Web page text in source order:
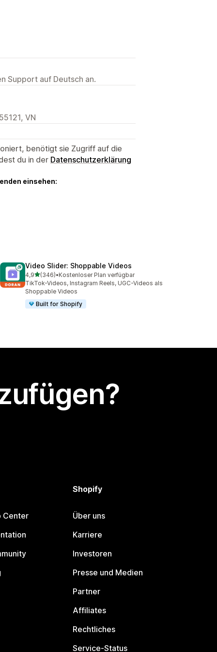
Support auf Deutsch an.
VN
benötigt sie Zugriff auf die
du in der Datenschutzerklärung
einsehen:
Video Slider: Shoppable Videos
4,9von 5 Sternen
(346)
346 Rezensionen insgesamt
•Kostenloser Plan verfügbar
TikTok-Videos, Instagram Reels, UGC-Videos als
Shoppable Videos
Built for Shopify
Center
Shopify
Über uns
Karriere
Investoren
Presse und Medien
Partner
Affiliates
Rechtliches
Service-Status